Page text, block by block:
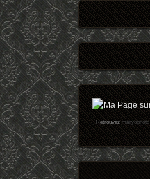
Retrouvezmaryophoto